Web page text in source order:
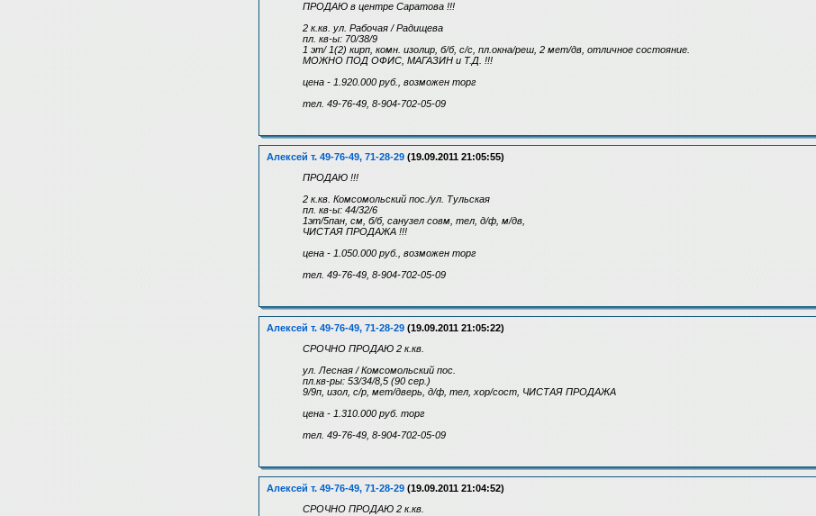
ПРОДАЮ в центре Саратова !!!
2 к.кв. ул. Рабочая / Радищева
пл. кв-ы: 70/38/9
1 эт/ 1(2) кирп, комн. изолир, б/б, с/с, пл.окна/реш, 2 мет/дв, отличное состояние.
МОЖНО ПОД ОФИС, МАГАЗИН и Т.Д. !!!
цена - 1.920.000 руб., возможен торг
тел. 49-76-49, 8-904-702-05-09
Алексей т. 49-76-49, 71-28-29 (19.09.2011 21:05:55)
ПРОДАЮ !!!
2 к.кв. Комсомольский пос./ул. Тульская
пл. кв-ы: 44/32/6
1эт/5пан, см, б/б, санузел совм, тел, д/ф, м/дв,
ЧИСТАЯ ПРОДАЖА !!!
цена - 1.050.000 руб., возможен торг
тел. 49-76-49, 8-904-702-05-09
Алексей т. 49-76-49, 71-28-29 (19.09.2011 21:05:22)
СРОЧНО ПРОДАЮ 2 к.кв.
ул. Лесная / Комсомольский пос.
пл.кв-ры: 53/34/8,5 (90 сер.)
9/9п, изол, с/р, мет/дверь, д/ф, тел, хор/сост, ЧИСТАЯ ПРОДАЖА
цена - 1.310.000 руб. торг
тел. 49-76-49, 8-904-702-05-09
Алексей т. 49-76-49, 71-28-29 (19.09.2011 21:04:52)
СРОЧНО ПРОДАЮ 2 к.кв.